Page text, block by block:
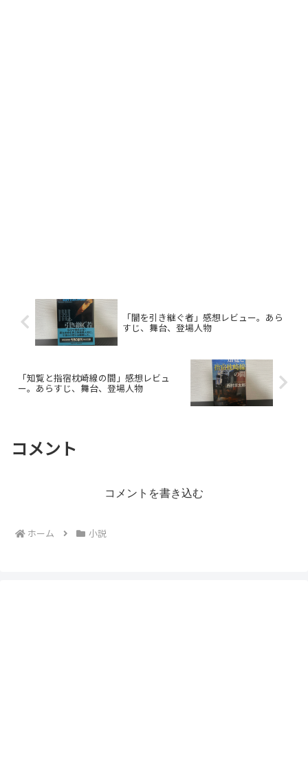
「闇を引き継ぐ者」感想レビュー。あら
すじ、舞台、登場人物
「知覧と指宿枕崎線の間」感想レビュ
ー。あらすじ、舞台、登場人物
コメント
コメントを書き込む
ホーム 小説